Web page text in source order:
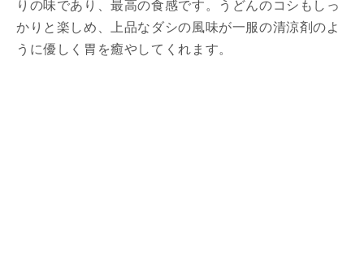
りの味であり、最高の食感です。うどんのコシもしっ
かりと楽しめ、上品なダシの風味が一服の清涼剤のよ
うに優しく胃を癒やしてくれます。